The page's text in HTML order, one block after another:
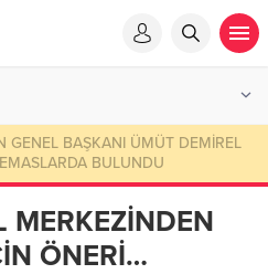
Sendika Aidatının İade
MERKEZİNDEN
ÖNERİ…